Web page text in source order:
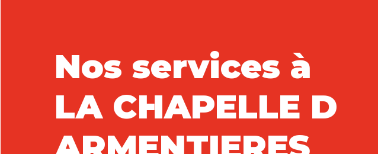
Nos services à
LA CHAPELLE D